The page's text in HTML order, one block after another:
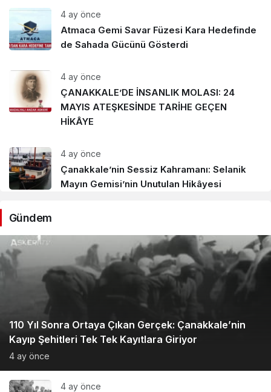
4 ay önce
Atmaca Gemi Savar Füzesi Kara Hedefinde
de Sahada Gücünü Gösterdi
4 ay önce
ÇANAKKALE’DE İNSANLIK MOLASI: 24
MAYIS ATEŞKESİNDE TARİHE GEÇEN
HİKÂYE
4 ay önce
Çanakkale’nin Sessiz Kahramanı: Selanik
Mayın Gemisi’nin Unutulan Hikâyesi
Gündem
110 Yıl Sonra Ortaya Çıkan Gerçek: Çanakkale’nin
Kayıp Şehitleri Tek Tek Kayıtlara Giriyor
4 ay önce
4 ay önce